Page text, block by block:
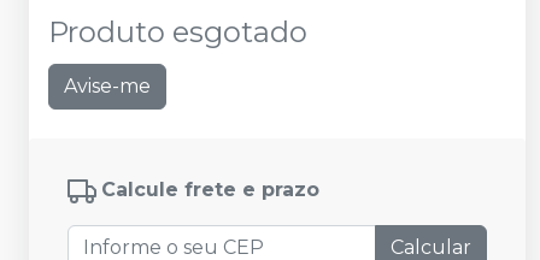
Produto esgotado
Avise-me
Calcule frete e prazo
Calcular